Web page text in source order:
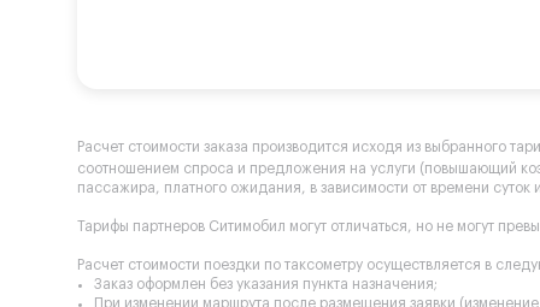
Расчет стоимости заказа производится исходя из выбранного
соотношением спроса и предложения на услуги (повышающий
пассажира, платного ожидания, в зависимости от времени суток
Тарифы партнеров Ситимобил могут отличаться, но не могут
Расчет стоимости поездки по таксометру осуществляется в
Заказ оформлен без указания пункта назначения;
При изменении маршрута после размещения заявки